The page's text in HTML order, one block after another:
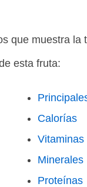
que muestra
esta fruta:
Calorías
Vitaminas
Minerales
Proteínas